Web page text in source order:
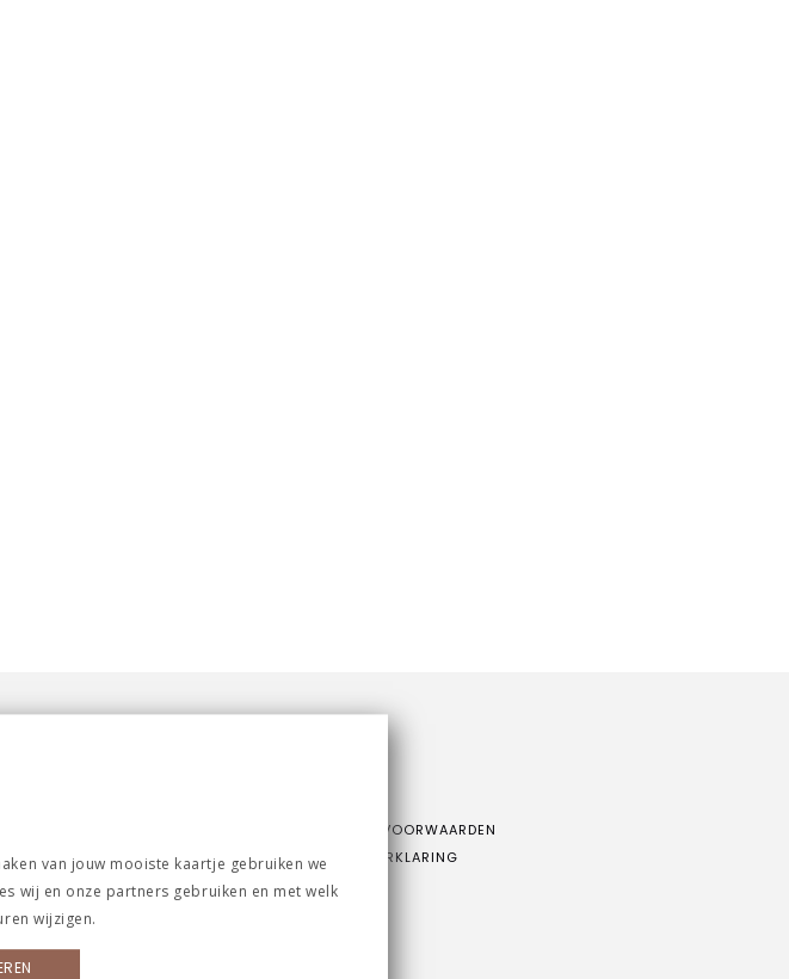
ALGEMENE VOORWAARDEN
PRIVACY VERKLARING
van jouw mooiste kaartje gebruiken we
wij en onze partners gebruiken en met welk
wijzigen.